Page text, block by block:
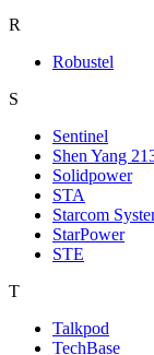
R
Robustel
S
Sentinel
Shen Yang
Solidpower
STA
Starcom
StarPower
STE
T
Talkpod
TechBase